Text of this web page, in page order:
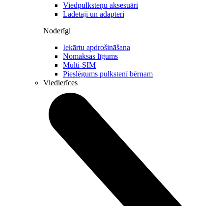
Viedpulksteņu aksesuāri
Lādētāji un adapteri
Noderīgi
Iekārtu apdrošināšana
Nomaksas līgums
Multi-SIM
Pieslēgums pulkstenī bērnam
Viedierīces